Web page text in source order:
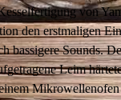
von
den erstmaligen
bassigere Sounds.
Leim
Mikrowellenofen